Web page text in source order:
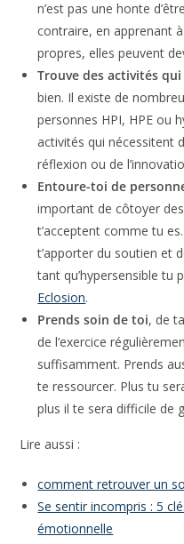
une bonne estime de soi
l’intelligence émotionnelle.
Voici maintenant 4
vivre avec ces particularités :
Apprends à te connaître
es. Ce n’est pas une
hypersensible. Au
ces spécificités propres,
dans ta vie.
Trouve des activités
du bien. Il existe de
conviennent aux
Par exemple, les
de l’analyse, de la
Entoure-toi de
important de côtoyer des
t’acceptent comme tu
t’apporter du soutien et
tant qu’hypersensible tu
Prends soin de toi, de
Fais de l’exercice
dors suffisamment.